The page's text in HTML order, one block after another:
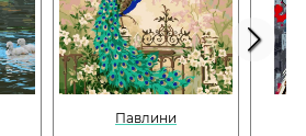
Павлини